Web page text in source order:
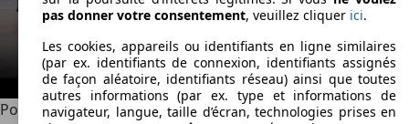
Porsche 911(997.1) 3.6 480 TURBO COUPE
pas donner votre consentement, veuillez cliquer ici.
Les cookies, appareils ou identifiants en ligne similaires
(par ex. identifiants de connexion, identifiants assignés
de façon aléatoire, identifiants réseau) ainsi que toutes
autres informations (par ex. type et informations de
navigateur, langue, taille d’écran, technologies prises en